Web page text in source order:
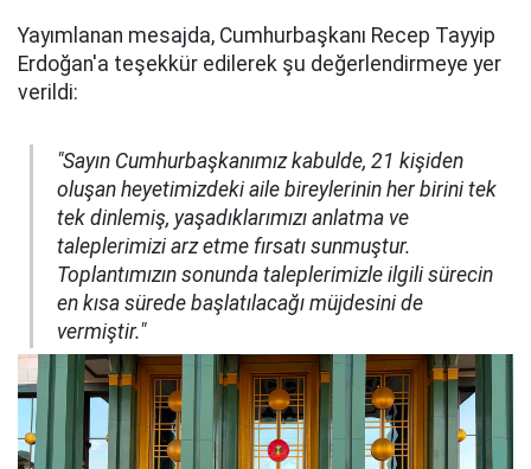
Yayımlanan mesajda, Cumhurbaşkanı Recep Tayyip
Erdoğan'a teşekkür edilerek şu değerlendirmeye yer
verildi:
"Sayın Cumhurbaşkanımız kabulde, 21 kişiden
oluşan heyetimizdeki aile bireylerinin her birini tek
tek dinlemiş, yaşadıklarımızı anlatma ve
taleplerimizi arz etme fırsatı sunmuştur.
Toplantımızın sonunda taleplerimizle ilgili sürecin
en kısa sürede başlatılacağı müjdesini de
vermiştir."